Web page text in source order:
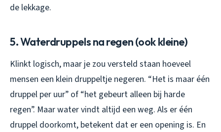
de lekkage.
5. Waterdruppels na regen (ook kleine)
Klinkt logisch, maar je zou versteld staan hoeveel
mensen een klein druppeltje negeren. “Het is maar één
druppel per uur” of “het gebeurt alleen bij harde
regen”. Maar water vindt altijd een weg. Als er één
druppel doorkomt, betekent dat er een opening is. En